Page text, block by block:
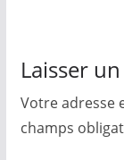
Laisser
Votre adresse
champs